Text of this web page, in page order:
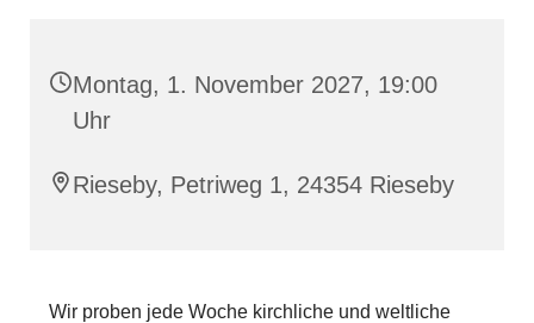
Montag, 1. November 2027, 19:00
Uhr
Rieseby, Petriweg 1, 24354 Rieseby
Wir proben jede Woche kirchliche und weltliche